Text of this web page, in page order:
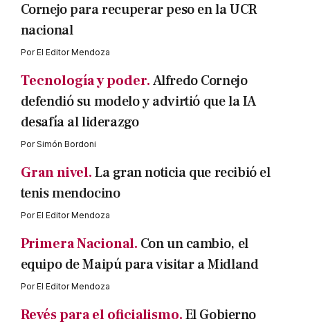
Cornejo para recuperar peso en la UCR
nacional
PorEl Editor Mendoza
Tecnología y poder.Alfredo Cornejo
defendió su modelo y advirtió que la IA
desafía al liderazgo
PorSimón Bordoni
Gran nivel.La gran noticia que recibió el
tenis mendocino
PorEl Editor Mendoza
Primera Nacional. Con un cambio, el
equipo de Maipú para visitar a Midland
PorEl Editor Mendoza
Revés para el oficialismo.El Gobierno